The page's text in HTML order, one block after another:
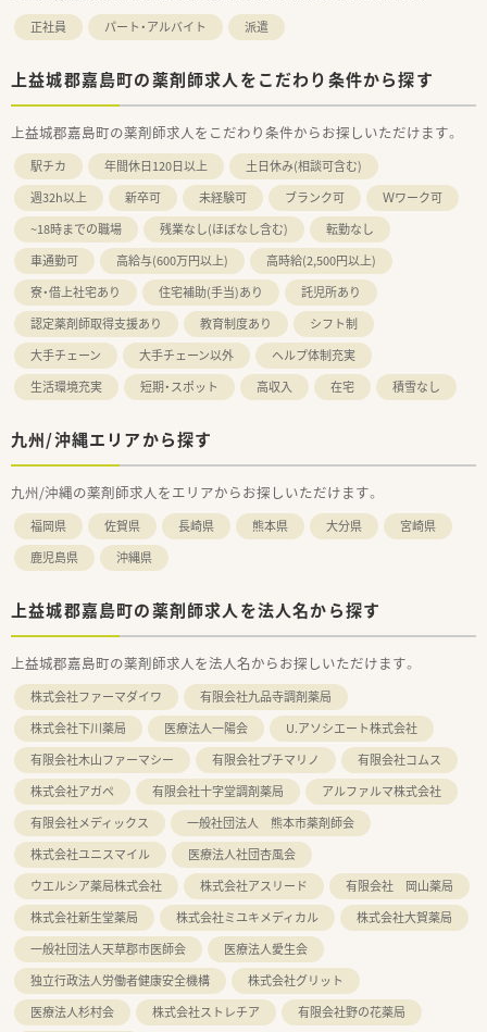
正社員 パート・アルバイト 派遣
上益城郡嘉島町の薬剤師求人をこだわり条件から探す
上益城郡嘉島町の薬剤師求人をこだわり条件からお探しいただけます。
駅チカ 年間休日120日以上
土日休み(相談可含む)
週32h以上
新卒可 未経験可 ブランク可
Ｗワーク可
~18時までの職場
残業なし(ほぼなし含む)
転勤なし
車通勤可
高給与(600万円以上)
高時給(2,500円以上)
寮・借上社宅あり
住宅補助(手当)あり
託児所あり
認定薬剤師取得支援あり
教育制度あり
シフト制
大手チェーン
大手チェーン以外
ヘルプ体制充実
生活環境充実
短期・スポット 高収入 在宅 積雪なし
九州/沖縄エリアから探す
九州/沖縄の薬剤師求人をエリアからお探しいただけます。
福岡県 佐賀県 長崎県 熊本県 大分県
宮崎県
鹿児島県
沖縄県
上益城郡嘉島町の薬剤師求人を法人名から探す
上益城郡嘉島町の薬剤師求人を法人名からお探しいただけます。
株式会社ファーマダイワ
有限会社九品寺調剤薬局
株式会社下川薬局
医療法人一陽会
U.アソシエート株式会社
有限会社木山ファーマシー
有限会社プチマリノ
有限会社コムス
株式会社アガペ
有限会社十字堂調剤薬局
アルファルマ株式会社
有限会社メディックス
一般社団法人 熊本市薬剤師会
株式会社ユニスマイル
医療法人社団杏風会
ウエルシア薬局株式会社
株式会社アスリード
有限会社 岡山薬局
株式会社新生堂薬局
株式会社ミユキメディカル
株式会社大賀薬局
一般社団法人天草郡市医師会
医療法人愛生会
独立行政法人労働者健康安全機構
株式会社グリット
医療法人杉村会
株式会社ストレチア
有限会社野の花薬局